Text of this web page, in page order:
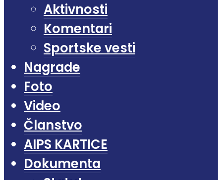
Aktivnosti
Komentari
Sportske vesti
Nagrade
Foto
Video
Članstvo
AIPS KARTICE
Dokumenta